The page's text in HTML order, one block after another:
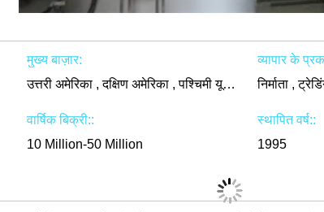
मुख्य बाज़ार:
उत्तरी अमेरिका , दक्षिण अमेरिका , पश्चिमी यूरोप , पूर्वी एशिया , दुनिया भर में
व्यापार के
निर्माता ,
वार्षिक बिक्री::
10 Million-50 Million
स्थापित वर्ष::
1995